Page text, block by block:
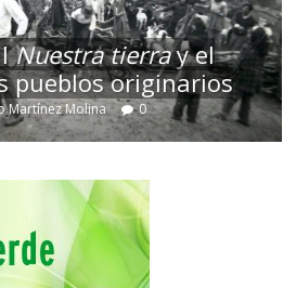
Nuestra tierray el
pueblos originarios
Martínez Molina 0